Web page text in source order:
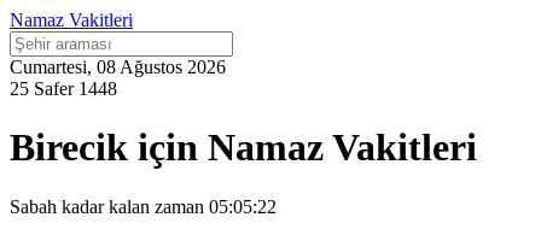
Namaz Vakitleri
Cumartesi, 08 Ağustos 2026
25 Safer 1448
Birecik için Namaz Vakitleri
Sabah kadar kalan zaman 05:05:22